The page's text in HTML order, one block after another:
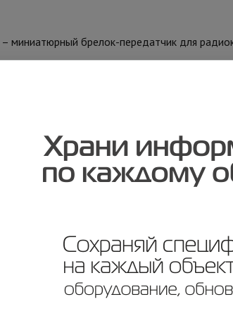
– миниатюрный брелок-передатчик для
новинка имеет полезную особенность